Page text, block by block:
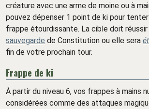
créature avec une arme de moine ou à
pouvez dépenser 1 point de ki pour
frappe étourdissante. La cible doit réussir
sauvegarde de Constitution ou elle sera
fin de votre prochain tour.
Frappe de ki
À partir du niveau 6, vos frappes à mains
considérées comme des attaques